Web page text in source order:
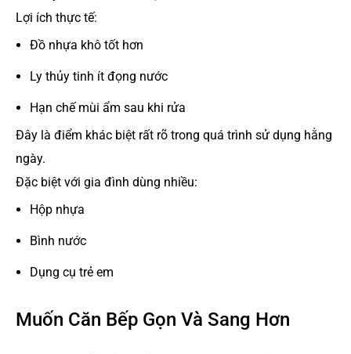
Lợi ích thực tế:
Đồ nhựa khô tốt hơn
Ly thủy tinh ít đọng nước
Hạn chế mùi ẩm sau khi rửa
Đây là điểm khác biệt rất rõ trong quá trình sử dụng hằng
ngày.
Đặc biệt với gia đình dùng nhiều:
Hộp nhựa
Bình nước
Dụng cụ trẻ em
Muốn Căn Bếp Gọn Và Sang Hơn